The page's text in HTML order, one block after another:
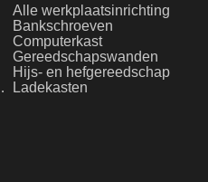
Alle werkplaatsinrichting
Bankschroeven
Computerkast
Gereedschapswanden
Hijs- en hefgereedschap
Ladekasten